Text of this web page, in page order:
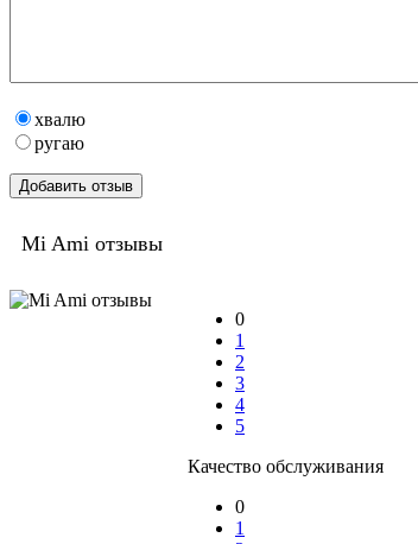
хвалю
ругаю
Mi Ami отзывы
0
1
2
3
4
5
Качество обслуживания
0
1